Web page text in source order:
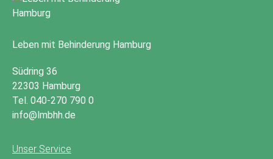
Leben mit Behinderung Hamburg
Südring 36
22303 Hamburg
Tel. 040-270 790 0
info@lmbhh.de
Unser Service